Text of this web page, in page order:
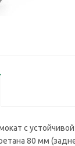
с
80 мм